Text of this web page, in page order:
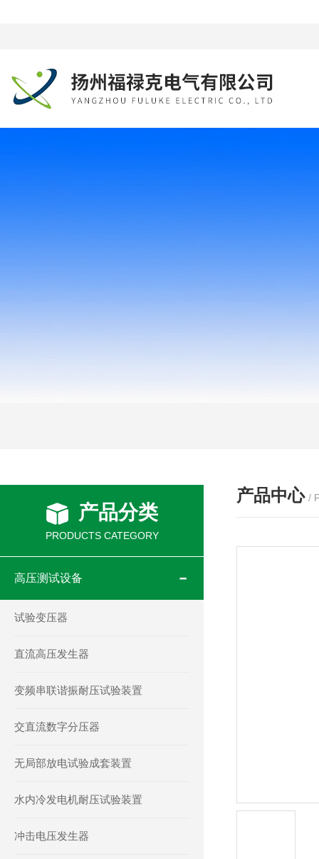
产品分类
PRODUCTS CATEGORY
高压测试设备
试验变压器
直流高压发生器
变频串联谐振耐压试验装置
交直流数字分压器
无局部放电试验成套装置
水内冷发电机耐压试验装置
冲击电压发生器
产品中心 /